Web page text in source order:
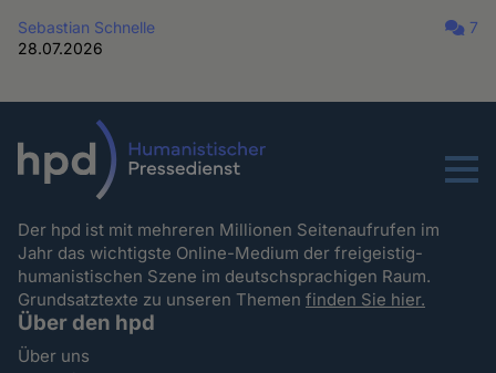
Sebastian Schnelle
28.07.2026
7
Menu
Der hpd ist mit mehreren Millionen Seitenaufrufen im
Jahr das wichtigste Online-Medium der freigeistig-
humanistischen Szene im deutschsprachigen Raum.
Grundsatztexte zu unseren Themenfinden Sie hier.
Über den hpd
Über uns